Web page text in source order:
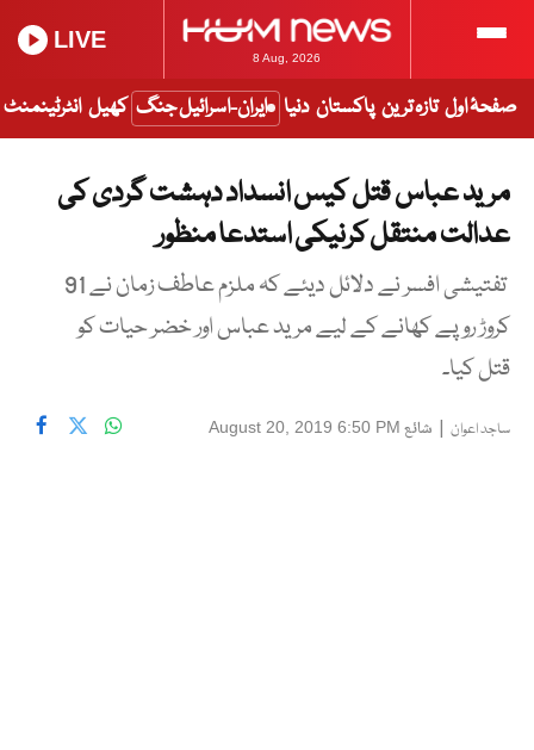
8 Aug, 2026
LIVE
صفحۂ اول تازہ ترین پاکستان دنیا ایران-اسرائیل جنگ کھیل انٹرٹینمنٹ
مرید عباس قتل کیس انسداد دہشت گردی کی
عدالت منتقل کرنیکی استدعا منظور
تفتیشی افسر نے دلائل دیئے کہ ملزم عاطف زمان نے 91
کروڑ روپے کھانے کے لیے مرید عباس اور خضر حیات کو
قتل کیا۔
ساجد اعوان | شائع August 20, 2019 6:50 PM